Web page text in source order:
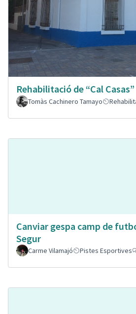
Rehabilitació de “Cal Casas”
Tomàs Cachinero Tamayo
Canviar gespa camp de
Segur
Carme Vilamajó Pistes Esportives